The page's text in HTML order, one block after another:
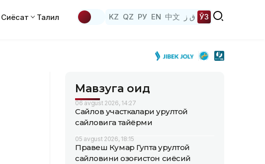
Сиёсат Таҳлил KZ QZ РУ EN 中文 ق ز ЎЗ
Мавзуга оид
06 avgust 2026, 14:27
Сайлов участкалари Қурултой
сайловига тайёрми
05 avgust 2026, 18:15
Правеш Кумар Гупта Қурултой
сайловини Қозоғистон сиёсий